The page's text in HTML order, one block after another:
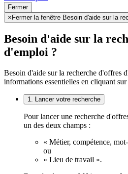
Fermer
× Fermer la fenêtre Besoin d'aide sur la
Besoin d'aide sur la
d'emploi ?
Besoin d'aide sur la recherche d'offres
informations essentielles en cliquant
1. Lancer votre recherche
Pour lancer une recherche
un des deux champs :
« Métier, compétence,
ou
« Lieu de travail ».